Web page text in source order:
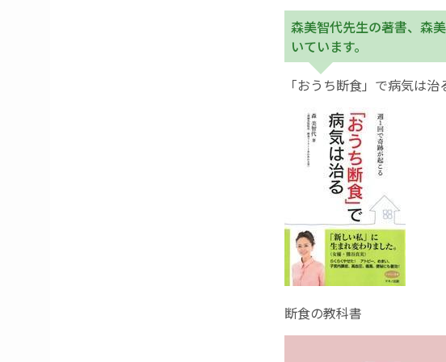
森美智代先生の著書、森
いています。
「おうち断食」で病気は治
断食の教科書